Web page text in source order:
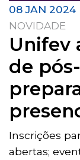
08 JAN 2024
NOVIDADE
Unifev
de
Inscrições
abertas;